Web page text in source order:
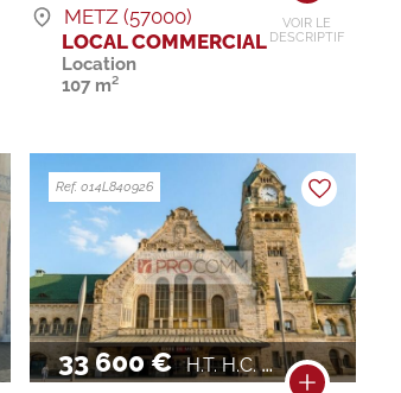
VOIR LE
DESCRIPTIF
METZ (57000)
LOCAL COMMERCIAL
Location
107 m²
33 600 € H.T. H.C. / AN
Ref. 014L840926